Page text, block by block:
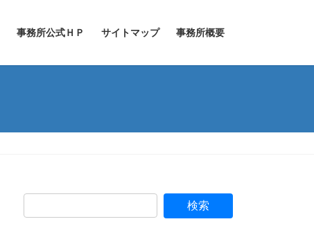
事務所公式ＨＰ サイトマップ 事務所概要